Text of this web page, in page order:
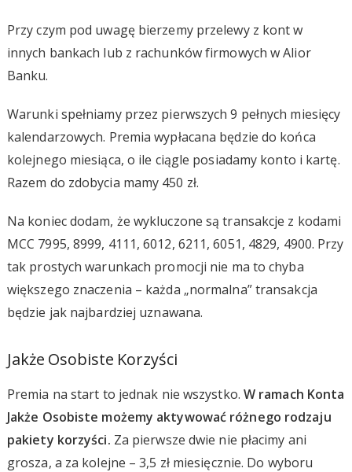
Przy czym pod uwagę bierzemy przelewy z kont w
innych bankach lub z rachunków firmowych w Alior
Banku.
Warunki spełniamy przez pierwszych 9 pełnych miesięcy
kalendarzowych. Premia wypłacana będzie do końca
kolejnego miesiąca, o ile ciągle posiadamy konto i kartę.
Razem do zdobycia mamy 450 zł.
Na koniec dodam, że wykluczone są transakcje z kodami
MCC 7995, 8999, 4111, 6012, 6211, 6051, 4829, 4900. Przy
tak prostych warunkach promocji nie ma to chyba
większego znaczenia – każda „normalna” transakcja
będzie jak najbardziej uznawana.
Jakże Osobiste Korzyści
Premia na start to jednak nie wszystko. W ramach Konta
Jakże Osobiste możemy aktywować różnego rodzaju
pakiety korzyści. Za pierwsze dwie nie płacimy ani
grosza, a za kolejne – 3,5 zł miesięcznie. Do wyboru